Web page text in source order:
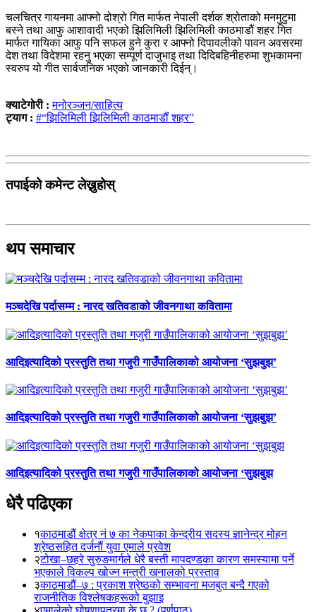
चलचित्र गायनमा आफ्नो दोश्रो गित मार्फत नेपाली दर्शक श्रोताको मनमुटुमा
बस्ने तथा आफु आशावादी भएको झिलिमिली झिलिमिली काठमाडौं शहर गित
मार्फत गायिका आफु पनि सफल हुने कुरा र आफ्नो दिपावलीको पावन अवसरमा
देश तथा विदेशमा रहनु भएका सम्पूर्ण दाजुभाइ तथा दिदिबहिनीहरुमा शुभकामना
स्वरुप यो गीत सार्वजनिक भएको जानकारी दिईन्।
क्याटेगोरी :मनोरञ्जन/साहित्य
ट्याग : #“झिलिमिली झिलिमिली काठमाडौंं शहर”
तपाईको कमेन्ट लेख्नुहोस्
थप समाचार
मञ्चदेखि पर्दासम्म : नारद खतिवडाको जीवनगाथा कवितामा
आदिइत्यादिको प्रस्तुति तथा गजुरी गाउँपालिकाको आयोजना ‘सुझबुझ’
आदिइत्यादिको प्रस्तुति तथा गजुरी गाउँपालिकाको आयोजना ‘सुझबुझ’
आदिइत्यादिको प्रस्तुति तथा गजुरी गाउँपालिकाको आयोजना ‘सुझबुझ
धेरै पढिएका
१काठमाडौं क्षेत्र नं ७ का नेकपाका केन्द्रीय सदस्य ज्ञानेन्द्र मोहन
श्रेष्ठसहित दर्जनौं युवा एमाले प्रवेश
२टोखा–छहरे सुरुङमार्गले धेरै बस्ती मापदण्डका कारण समस्यामा पर्ने
भएकाले विकल्प खोज्न मन्त्री खनालको प्रस्ताव
३काठमाडौं–७ : प्रकाश श्रेष्ठको सम्भावना मजबुत बन्दै गएको
राजनीतिक विश्लेषकहरूको बुझाइ